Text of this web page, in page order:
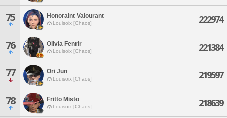
75 Honoraint Valourant
Louisoix [Chaos] 222974
76 Olivia Fenrir
Louisoix [Chaos] 221384
77 Ori Jun
Louisoix [Chaos] 219597
78 Fritto Misto
Louisoix [Chaos] 218639